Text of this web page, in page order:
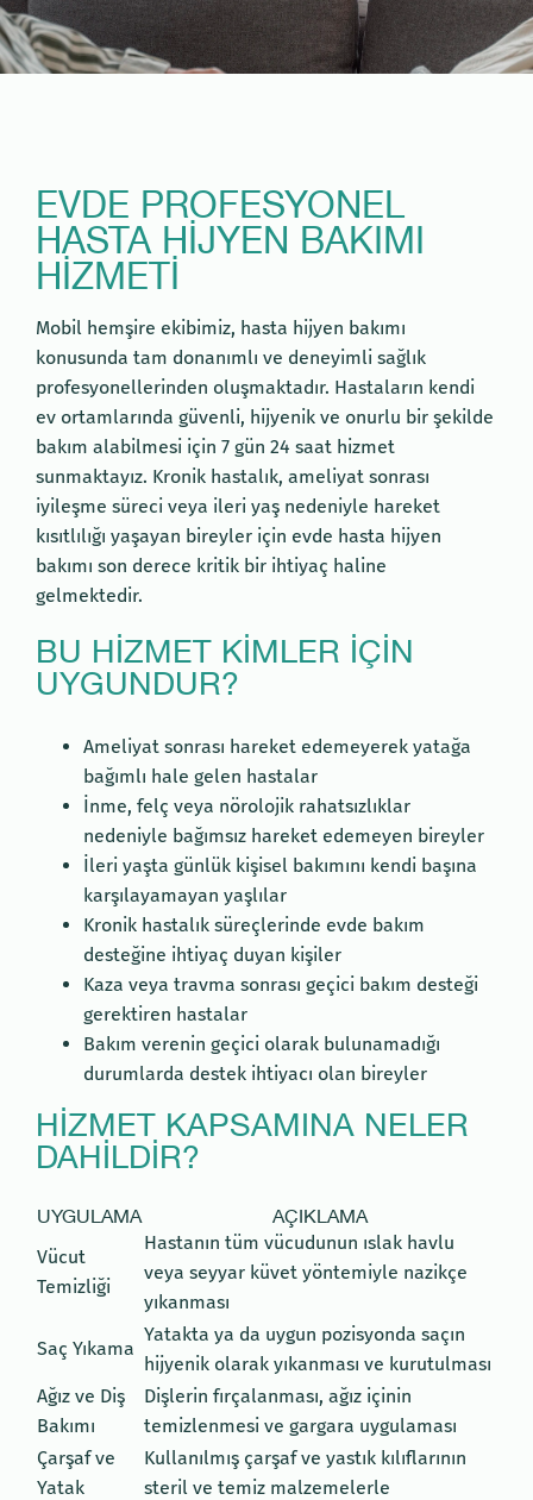
EVDE PROFESYONEL
HASTA HIJYEN BAKIMI
HIZMETI
Mobil hemşire ekibimiz, hasta hijyen bakımı
konusunda tam donanımlı ve deneyimli sağlık
profesyonellerinden oluşmaktadır. Hastaların kendi
ev ortamlarında güvenli, hijyenik ve onurlu bir şekilde
bakım alabilmesi için 7 gün 24 saat hizmet
sunmaktayız. Kronik hastalık, ameliyat sonrası
iyileşme süreci veya ileri yaş nedeniyle hareket
kısıtlılığı yaşayan bireyler için evde hasta hijyen
bakımı son derece kritik bir ihtiyaç haline
gelmektedir.
BU HIZMET KIMLER İÇIN
UYGUNDUR?
Ameliyat sonrası hareket edemeyerek yatağa
bağımlı hale gelen hastalar
İnme, felç veya nörolojik rahatsızlıklar
nedeniyle bağımsız hareket edemeyen bireyler
İleri yaşta günlük kişisel bakımını kendi başına
karşılayamayan yaşlılar
Kronik hastalık süreçlerinde evde bakım
desteğine ihtiyaç duyan kişiler
Kaza veya travma sonrası geçici bakım desteği
gerektiren hastalar
Bakım verenin geçici olarak bulunamadığı
durumlarda destek ihtiyacı olan bireyler
HIZMET KAPSAMINA NELER
DAHILDIR?
UYGULAMA AÇIKLAMA
Vücut
Temizliği
Hastanın tüm vücudunun ıslak havlu
veya seyyar küvet yöntemiyle nazikçe
yıkanması
Saç Yıkama
Yatakta ya da uygun pozisyonda saçın
hijyenik olarak yıkanması ve kurutulması
Ağız ve Diş
Bakımı
Dişlerin fırçalanması, ağız içinin
temizlenmesi ve gargara uygulaması
Çarşaf ve
Yatak
Kullanılmış çarşaf ve yastık kılıflarının
steril ve temiz malzemelerle